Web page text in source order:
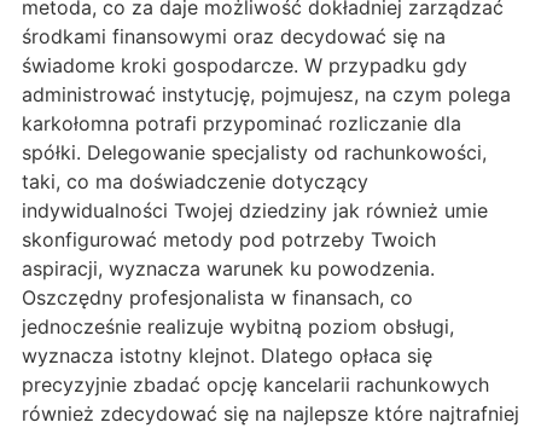
metoda, co za daje możliwość dokładniej zarządzać
środkami finansowymi oraz decydować się na
świadome kroki gospodarcze. W przypadku gdy
administrować instytucję, pojmujesz, na czym polega
karkołomna potrafi przypominać rozliczanie dla
spółki. Delegowanie specjalisty od rachunkowości,
taki, co ma doświadczenie dotyczący
indywidualności Twojej dziedziny jak również umie
skonfigurować metody pod potrzeby Twoich
aspiracji, wyznacza warunek ku powodzenia.
Oszczędny profesjonalista w finansach, co
jednocześnie realizuje wybitną poziom obsługi,
wyznacza istotny klejnot. Dlatego opłaca się
precyzyjnie zbadać opcję kancelarii rachunkowych
również zdecydować się na najlepsze które najtrafniej